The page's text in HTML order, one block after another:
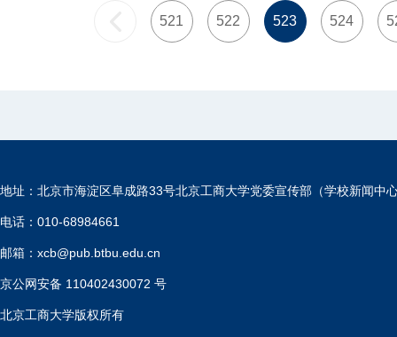
521 522 523 524
地址：北京市海淀区阜成路33号北京工商大学党委宣传部（学校新闻中
电话：010-68984661
邮箱：xcb@pub.btbu.edu.cn
京公网安备 110402430072 号
北京工商大学版权所有